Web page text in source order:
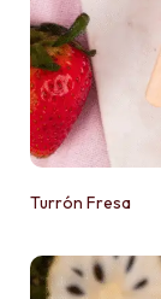
Turrón Fresa